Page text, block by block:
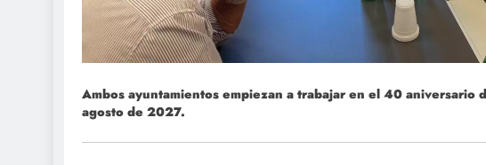
Ambos ayuntamientos empiezan a trabajar en el 40 aniversario
agosto de 2027.